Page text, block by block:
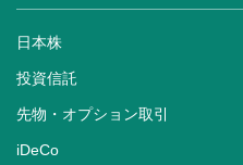
日本株
投資信託
先物・オプション取引
iDeCo